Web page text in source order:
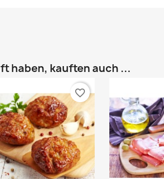
haben, kauften auch ...
favorite_border